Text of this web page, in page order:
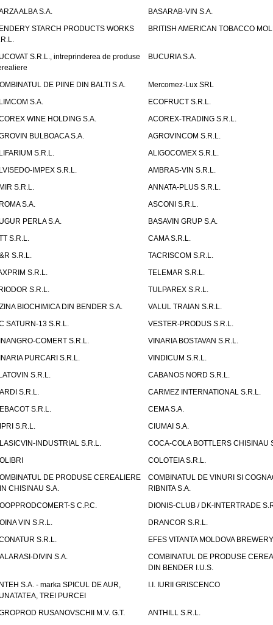
ALBA S.A.
BASARAB-VIN S.A.
STARCH PRODUCTS WORKS
BRITISH AMERICAN TOBACCO
S.R.L., intreprinderea de produse
BUCURIA S.A.
DE PIINE DIN BALTI S.A.
Mercomez-Lux SRL
S.A.
ECOFRUCT S.R.L.
WINE HOLDING S.A.
ACOREX-TRADING S.R.L.
BULBOACA S.A.
AGROVINCOM S.R.L.
S.R.L.
ALIGOCOMEX S.R.L.
IMPEX S.R.L.
AMBRAS-VIN S.R.L.
S.R.L.
ANNATA-PLUS S.R.L.
S.A.
ASCONI S.R.L.
PERLA S.A.
BASAVIN GRUP S.A.
S.R.L.
CAMA S.R.L.
S.R.L.
TACRISCOM S.R.L.
S.R.L.
TELEMAR S.R.L.
S.R.L.
TULPAREX S.R.L.
BIOCHIMICA DIN BENDER S.A.
VALUL TRAIAN S.R.L.
SATURN-13 S.R.L.
VESTER-PRODUS S.R.L.
COMERT S.R.L.
VINARIA BOSTAVAN S.R.L.
PURCARI S.R.L.
VINDICUM S.R.L.
S.R.L.
CABANOS NORD S.R.L.
S.R.L.
CARMEZ INTERNATIONAL S.R.L.
S.R.L.
CEMA S.A.
S.R.L.
CIUMAI S.A.
INDUSTRIAL S.R.L.
COCA-COLA BOTTLERS CHISINAU
COLOTEIA S.R.L.
DE PRODUSE CEREALIERE
CHISINAU S.A.
COMBINATUL DE VINURI SI
RIBNITA S.A.
S C.P.C.
DIONIS-CLUB / DK-INTERTRADE
VIN S.R.L.
DRANCOR S.R.L.
S.R.L.
EFES VITANTA MOLDOVA
DIVIN S.A.
COMBINATUL DE PRODUSE
DIN BENDER I.U.S.
S.A. - marka SPICUL DE AUR,
TREI PURCEI
I.I. IURII GRISCENCO
RUSANOVSCHII M.V. G.T.
ANTHILL S.R.L.